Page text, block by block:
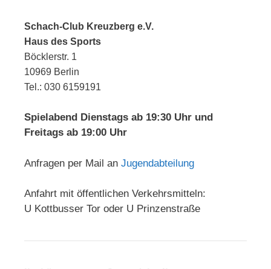
Schach-Club Kreuzberg e.V.
Haus des Sports
Böcklerstr. 1
10969 Berlin
Tel.: 030 6159191
Spielabend Dienstags ab 19:30 Uhr und
Freitags ab 19:00 Uhr
Anfragen per Mail an Jugendabteilung
Anfahrt mit öffentlichen Verkehrsmitteln:
U Kottbusser Tor oder U Prinzenstraße